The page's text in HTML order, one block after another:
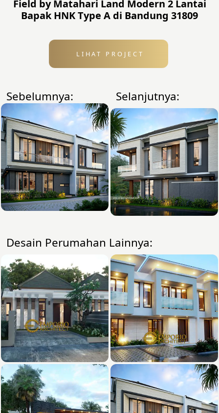
Field by Matahari Land Modern 2 Lantai
Bapak HNK Type A di Bandung 31809
LIHAT PROJECT
Sebelumnya: Selanjutnya:
Desain Perumahan Lainnya: